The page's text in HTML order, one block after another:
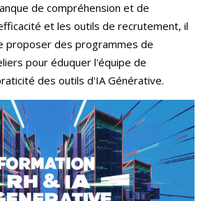
de compréhension et de
et les outils de recrutement, il
proposer des programmes de
pour éduquer l'équipe de
des outils d'IA Générative.